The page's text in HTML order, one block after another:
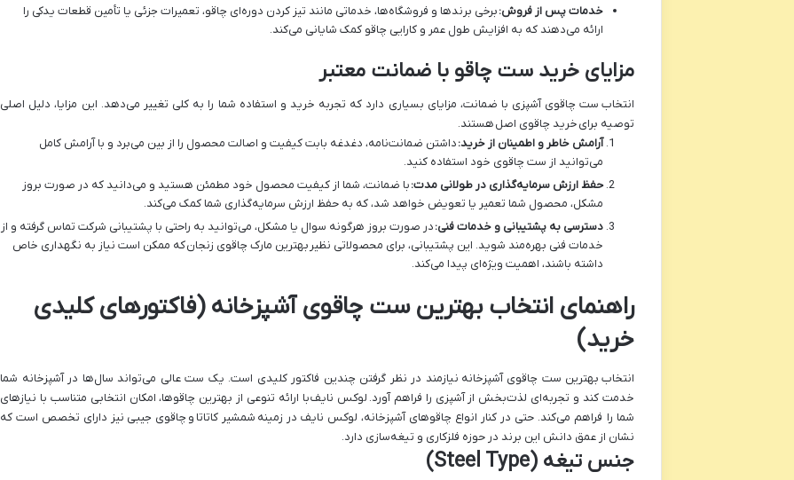
خدمات پس از فروش:برخی برندها و فروشگاه‌ها، خدماتی مانند تیز کردن دوره‌ای چاقو، تعمیرات جزئی یا تأمین قطعات یدکی را
ارائه می‌دهند که به افزایش طول عمر و کارایی چاقو کمک شایانی می‌کند.
مزایای خرید ست چاقو با ضمانت معتبر
انتخاب ست چاقوی آشپزی با ضمانت، مزایای بسیاری دارد که تجربه خرید و استفاده شما را به کلی تغییر می‌دهد. این مزایا، دلیل اصلی
توصیه برایخرید چاقوی اصلهستند.
آرامش خاطر و اطمینان از خرید:داشتن ضمانت‌نامه، دغدغه بابت کیفیت و اصالت محصول را از بین می‌برد و با آرامش کامل
می‌توانید از ست چاقوی خود استفاده کنید.
حفظ ارزش سرمایه‌گذاری در طولانی مدت:با ضمانت، شما از کیفیت محصول خود مطمئن هستید و می‌دانید که در صورت بروز
مشکل، محصول شما تعمیر یا تعویض خواهد شد، که به حفظ ارزش سرمایه‌گذاری شما کمک می‌کند.
دسترسی به پشتیبانی و خدمات فنی:در صورت بروز هرگونه سوال یا مشکل، می‌توانید به راحتی با پشتیبانی شرکت تماس گرفته و از
خدمات فنی بهره‌مند شوید. این پشتیبانی، برای محصولاتی نظیر بهترین مارک چاقوی زنجانکه ممکن است نیاز به نگهداری خاص
داشته باشند، اهمیت ویژه‌ای پیدا می‌کند.
راهنمای انتخاب بهترین ست چاقوی آشپزخانه (فاکتورهای کلیدی
خرید)
انتخاب بهترین ست چاقوی آشپزخانه نیازمند در نظر گرفتن چندین فاکتور کلیدی است. یک ست عالی می‌تواند سال‌ها در آشپزخانه شما
خدمت کند و تجربه‌ای لذت‌بخش از آشپزی را فراهم آورد. لوکس نایفبا ارائه تنوعی از بهترین چاقوها، امکان انتخابی متناسب با نیازهای
شما را فراهم می‌کند. حتی در کنار انواع چاقوهای آشپزخانه، لوکس نایف در زمینه شمشیر کاتاتا و چاقوی جیبی نیز دارای تخصص است که
نشان از عمق دانش این برند در حوزه فلزکاری و تیغه‌سازی دارد.
جنس تیغه (Steel Type)